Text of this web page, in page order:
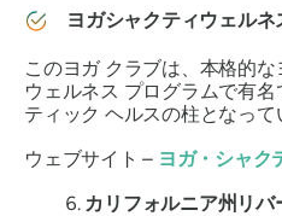
ヨガシャクティウェルネ
このヨガ クラブは、本格的
ウェルネス プログラムで有
ティック ヘルスの柱となって
ウェブサイト – ヨガ・シャク
カリフォルニア州リ